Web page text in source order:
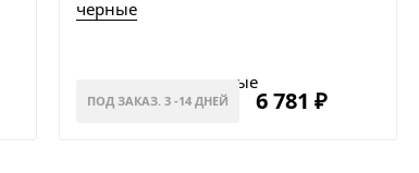
черные
ПОД ЗАКАЗ. 3 -14 ДНЕЙ 6 781 ₽